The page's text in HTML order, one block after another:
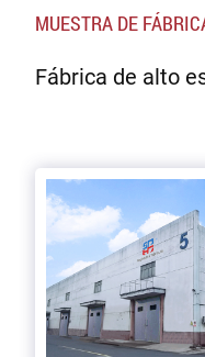
MUESTRA DE
Fábrica de alto